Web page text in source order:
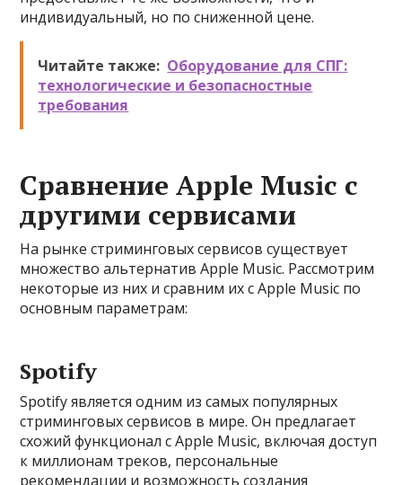
индивидуальный, но по сниженной цене.
Читайте также: Оборудование для СПГ:
технологические и безопасностные
требования
Сравнение Apple Music с
другими сервисами
На рынке стриминговых сервисов существует
множество альтернатив Apple Music. Рассмотрим
некоторые из них и сравним их с Apple Music по
основным параметрам:
Spotify
Spotify является одним из самых популярных
стриминговых сервисов в мире. Он предлагает
схожий функционал с Apple Music, включая доступ
к миллионам треков, персональные
рекомендации и возможность создания